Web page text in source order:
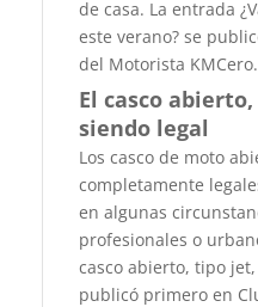
de casa. La entrada
este verano? se
del Motorista KMCero.
El casco
siendo legal
Los casco de moto
completamente
en algunas
profesionales o
casco abierto, tipo
publicó primero en